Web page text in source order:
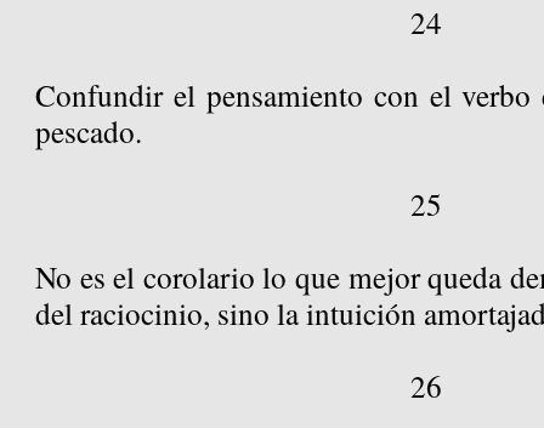
24
Confundir el pensamiento con el
pescado.
25
No es el corolario lo que mejor queda
del raciocinio, sino la intuición
26